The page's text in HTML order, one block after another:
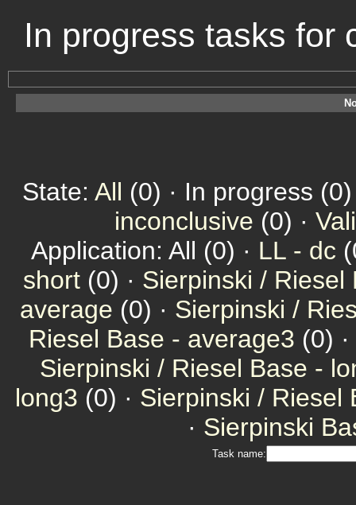
In progress tasks for
State: All (0) · In progress
inconclusive (0) ·
Application: All (0) · LL - dc
short (0) · Sierpinski / Riesel
average (0) · Sierpinski /
Riesel Base - average3 (0) ·
Sierpinski / Riesel Base -
long3 (0) · Sierpinski / Riesel
· Sierpinski
Task name: